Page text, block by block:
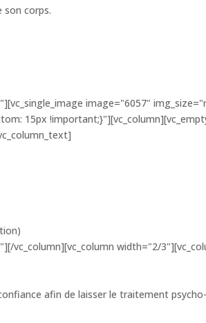
son corps.
image="6057"
15px
vc_column][vc_column width="2/
afin de laisser le traitement